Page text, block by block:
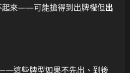
起來——可能搶得到出牌權但出
這些牌型如果不先出、到後